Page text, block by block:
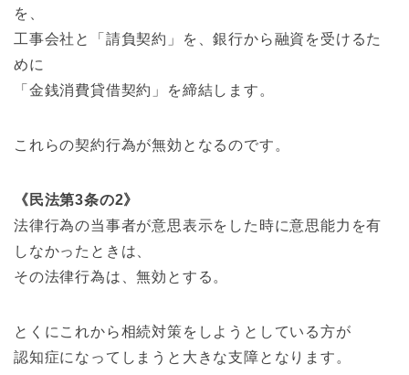
を、
工事会社と「請負契約」を、銀行から融資を受けるた
めに
「金銭消費貸借契約」を締結します。
これらの契約行為が無効となるのです。
《民法第3条の2》
法律行為の当事者が意思表示をした時に意思能力を有
しなかったときは、
その法律行為は、無効とする。
とくにこれから相続対策をしようとしている方が
認知症になってしまうと大きな支障となります。